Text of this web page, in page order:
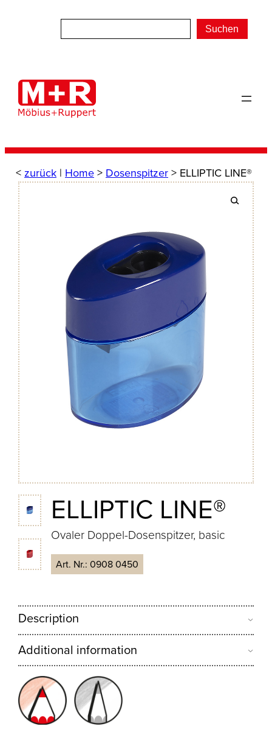
Suchen
< zurück | Home> Dosenspitzer> ELLIPTIC LINE®
ELLIPTIC LINE®
Ovaler Doppel-Dosenspitzer, basic
Art. Nr.: 0908 0450
Description
Additional information